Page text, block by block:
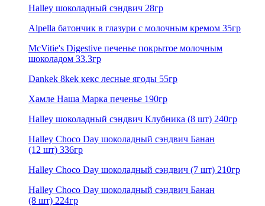
Halley шоколадный сэндвич 28гр
Alpella батончик в глазури с молочным кремом 35гр
McVitie's Digestive печенье покрытое молочным
шоколадом 33.3гр
Dankek 8kek кекс лесные ягоды 55гр
Хамле Наша Марка печенье 190гр
Halley шоколадный сэндвич Клубника (8 шт) 240гр
Halley Choco Day шоколадный сэндвич Банан
(12 шт) 336гр
Halley Choco Day шоколадный сэндвич (7 шт) 210гр
Halley Choco Day шоколадный сэндвич Банан
(8 шт) 224гр